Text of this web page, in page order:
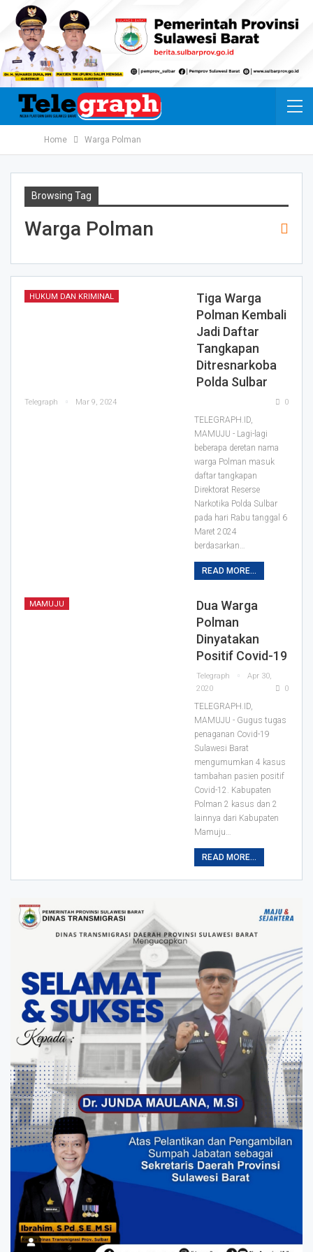
Home Warga Polman
Browsing Tag
Warga Polman
HUKUM DAN KRIMINAL
Tiga Warga
Polman Kembali
Jadi Daftar
Tangkapan
Ditresnarkoba
Polda Sulbar
Telegraph Mar 9, 2024 0
TELEGRAPH.ID,
MAMUJU - Lagi-lagi
beberapa deretan nama
warga Polman masuk
daftar tangkapan
Direktorat Reserse
Narkotika Polda Sulbar
pada hari Rabu tanggal 6
Maret 2024
berdasarkan…
READ MORE...
MAMUJU
Dua Warga
Polman
Dinyatakan
Positif Covid-19
Telegraph
Apr 30,
2020
0
TELEGRAPH.ID,
MAMUJU - Gugus tugas
penaganan Covid-19
Sulawesi Barat
mengumumkan 4 kasus
tambahan pasien positif
Covid-12. Kabupaten
Polman 2 kasus dan 2
lainnya dari Kabupaten
Mamuju…
READ MORE...